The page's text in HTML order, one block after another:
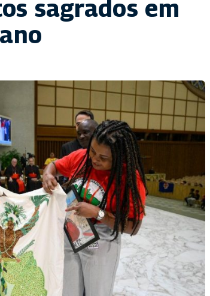
sagrados em